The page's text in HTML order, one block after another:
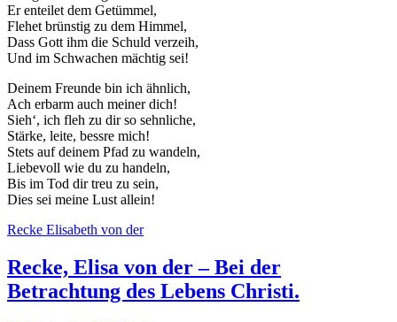
Er enteilet dem Getümmel,
Flehet brünstig zu dem Himmel,
Dass Gott ihm die Schuld verzeih,
Und im Schwachen mächtig sei!
Deinem Freunde bin ich ähnlich,
Ach erbarm auch meiner dich!
Sieh‘, ich fleh zu dir so sehnliche,
Stärke, leite, bessre mich!
Stets auf deinem Pfad zu wandeln,
Liebevoll wie du zu handeln,
Bis im Tod dir treu zu sein,
Dies sei meine Lust allein!
Recke Elisabeth von der
Recke, Elisa von der – Bei der
Betrachtung des Lebens Christi.